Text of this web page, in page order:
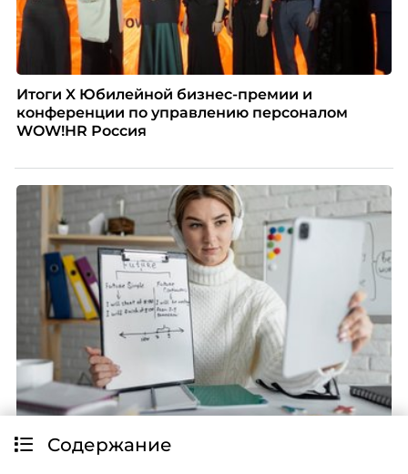
Содержание
Итоги X Юбилейной бизнес-премии и
конференции по управлению персоналом
WOW!HR Россия
Наталия Шашкина